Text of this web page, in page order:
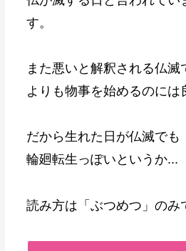
す。
また悪いと解釈される仏
よりも物事を始めるのには
だから生れた日が仏滅で
輪廻転生っぽいというか...
読み方は「ぶつめつ」のみ